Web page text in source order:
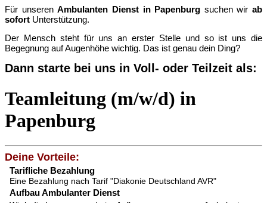
Für unserenAmbulanten Dienst in Papenburg suchen wir ab
sofort Unterstützung.
Der Mensch steht für uns an erster Stelle und so ist uns die
Begegnung auf Augenhöhe wichtig. Das ist genau dein Ding?
Dann starte bei uns in Voll- oder Teilzeit als:
Teamleitung (m/w/d) in
Papenburg
Deine Vorteile:
Tarifliche Bezahlung
Eine Bezahlung nach Tarif "Diakonie Deutschland AVR"
Aufbau Ambulanter Dienst